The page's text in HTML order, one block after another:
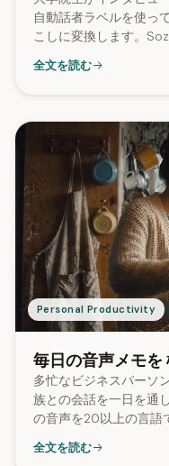
自動話者ラベルを使っ
こしに変換します。
ベルが含まれています。
全文を読む
Personal Productivity
毎日の音声メモを
多忙なビジネスパーソ
族との会話を一日を通
の音声を20以上の言語
声ファイルの一覧より
す。
全文を読む